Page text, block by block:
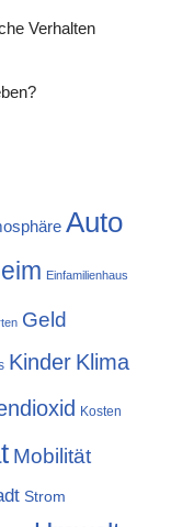
Verhalten
Auto
Einfamilienhaus
Geld
Kinder Klima
Kosten
Mobilität
Strom